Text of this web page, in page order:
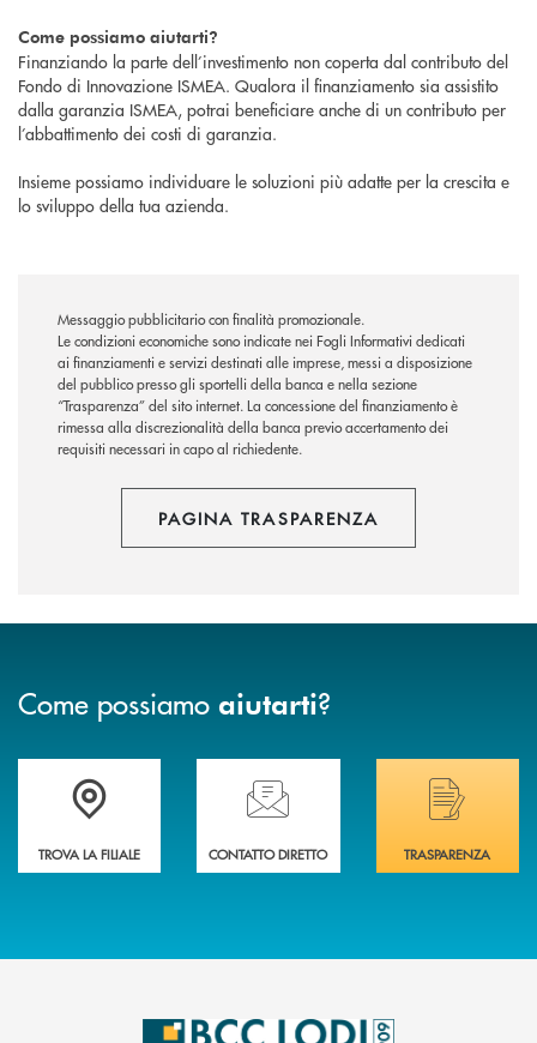
Come possiamo aiutarti?
Finanziando la parte dell’investimento non coperta dal contributo del
Fondo di Innovazione ISMEA. Qualora il finanziamento sia assistito
dalla garanzia ISMEA, potrai beneficiare anche di un contributo per
l’abbattimento dei costi di garanzia.
Insieme possiamo individuare le soluzioni più adatte per la crescita e
lo sviluppo della tua azienda.
Messaggio pubblicitario con finalità promozionale.
Le condizioni economiche sono indicate nei Fogli Informativi dedicati
ai finanziamenti e servizi destinati alle imprese, messi a disposizione
del pubblico presso gli sportelli della banca e nella sezione
“Trasparenza” del sito internet. La concessione del finanziamento è
rimessa alla discrezionalità della banca previo accertamento dei
requisiti necessari in capo al richiedente.
PAGINA TRASPARENZA
Come possiamo aiutarti?
Trova la filiale più vicina a Te
TROVA LA FILIALE
Hai bisogno di assistenza immediata?
CONTATTO DIRETTO
Hai bisogno di
TRASPARENZA